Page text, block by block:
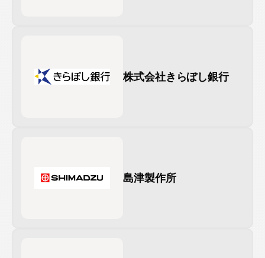
株式会社きらぼし銀行
島津製作所